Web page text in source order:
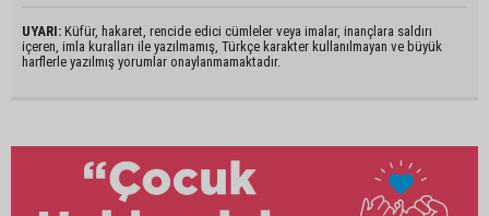
UYARI: Küfür, hakaret, rencide edici cümleler veya imalar, inançlara saldırı
içeren, imla kuralları ile yazılmamış, Türkçe karakter kullanılmayan ve büyük
harflerle yazılmış yorumlar onaylanmamaktadır.